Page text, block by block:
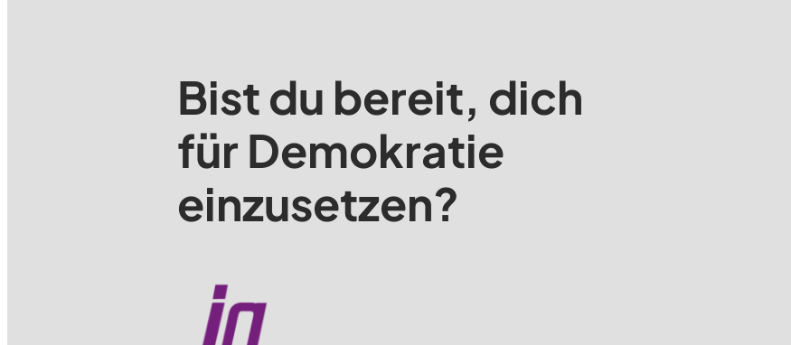
Bist du bereit, dich
für Demokratie
einzusetzen?